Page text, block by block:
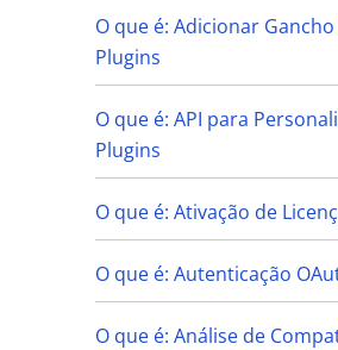
O que é: Adicionar
Plugins
O que é: API para
Plugins
O que é: Ativação de
O que é: Autenticação
O que é: Análise de